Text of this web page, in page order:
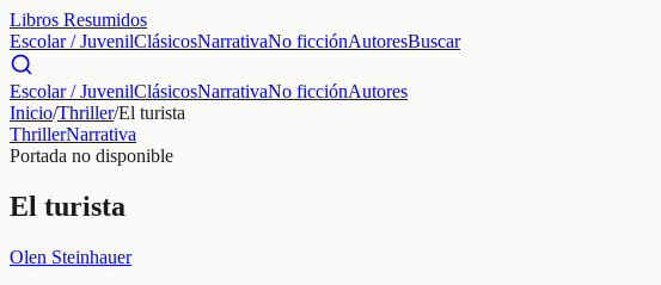
Libros Resumidos
Escolar / JuvenilClásicosNarrativaNo ficciónAutoresBuscar
Escolar / JuvenilClásicosNarrativaNo ficciónAutores
Inicio/Thriller/El turista
ThrillerNarrativa
Portada no disponible
El turista
Olen Steinhauer